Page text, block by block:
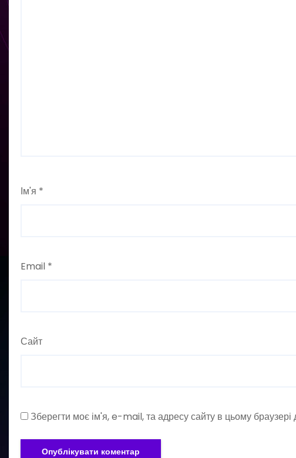
Ім'я *
Email *
Сайт
Зберегти моє ім'я, e-mail, та адресу сайту в цьому